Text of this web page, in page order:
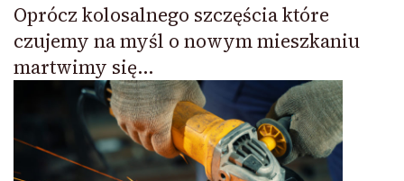
Oprócz kolosalnego szczęścia które
czujemy na myśl o nowym mieszkaniu
martwimy się…